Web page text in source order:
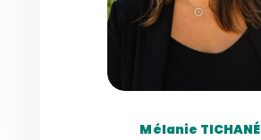
Mélanie TICHANÉ